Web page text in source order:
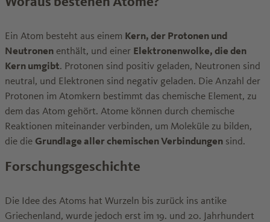
Ein Atom besteht aus einem Kern, der Protonen und
Neutronen enthält, und einer Elektronenwolke, die den
Kern umgibt. Protonen sind positiv geladen, Neutronen sind
neutral, und Elektronen sind negativ geladen. Die Anzahl der
Protonen im Atomkern bestimmt das chemische Element, zu
dem das Atom gehört. Atome können durch chemische
Reaktionen miteinander verbinden, um Moleküle zu bilden,
die die Grundlage aller chemischen Verbindungen sind.
Forschungsgeschichte
Die Idee des Atoms hat Wurzeln bis zurück ins antike
Griechenland, wurde jedoch erst im 19. und 20. Jahrhundert